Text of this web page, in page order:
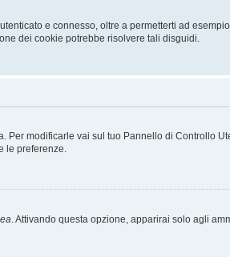
e connesso, oltre a permetterti ad
dei cookie potrebbe risolvere tali disguidi.
modificarle vai sul tuo Pannello di Controllo
le preferenze.
. Attivando questa opzione, apparirai solo agli